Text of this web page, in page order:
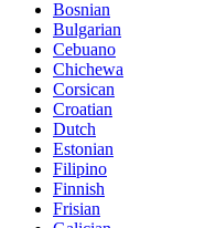
Bosnian
Bulgarian
Cebuano
Chichewa
Corsican
Croatian
Dutch
Estonian
Filipino
Finnish
Frisian